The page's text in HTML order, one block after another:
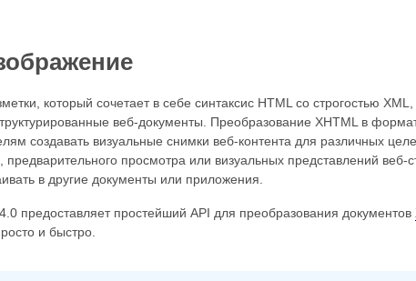
который сочетает в себе синтаксис HTML со строгостью
веб-документы. Преобразование XHTML в
создавать визуальные снимки веб-контента для различных
предварительного просмотра или визуальных представлений веб-
в другие документы или приложения.
предоставляет простейший API для преобразования документов
и быстро.